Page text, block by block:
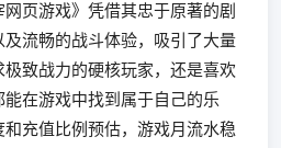
页游戏》凭借其忠于原著的剧
流畅的战斗体验，吸引了大量
致战力的硬核玩家，还是喜欢
在游戏中找到属于自己的乐
充值比例预估，游戏月流水稳